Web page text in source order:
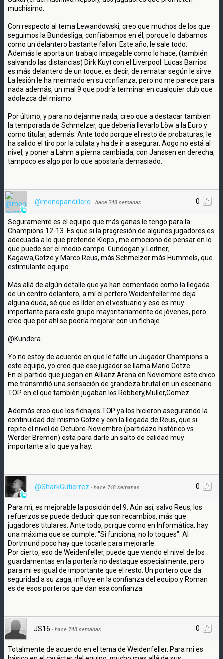
muchisimo.
Con respecto al tema Lewandowski, creo que muchos de los que
seguimos la Bundesliga, confíabamos en él, porque lo dabamos
como un delantero bastante fallón. Este año, le sale todo.
Además le aporta un trabajo impagable como lo hace, (también
salvando las distancias) Dirk Kuyt con el Liverpool. Lucas Barrios
es más delantero de un toque, es decir, de rematar según le sirve.
La lesión le ha mermado en su confianza, pero no me parece para
nada además, un mal 9 que podría terminar en cualquier club que
adolezca del mismo.
Por último, y para no dejarme nada, creo que a destacar tambien
la temporada de Schmelzer, que debería llevarlo Löw a la Euro y
como titular, además. Ante todo porque el resto de probaturas, le
ha salido el tiro por la culata y ha de ir a asegurar. Aogo no está al
nivel, y poner a Lahm a pierna cambiada, con Janssen en derecha,
tampoco es algo por lo que apostaría demasiado.
0
@monopandillero · hace 748 semanas
Seguramente es el equipo que más ganas le tengo para la
Champions 12-13. Es que si la progresión de algunos jugadores es
adecuada a lo que pretende Klopp , me emociono de pensar en lo
que puede ser el medio campo. Gündogan y Leitner;
Kagawa,Götze y Marco Reus, más Schmelzer más Hummels, que
estimulante equipo.
Más allá de algún detalle que ya han comentado como la llegada
de un centro delantero, a mí el portero Weidenfeller me deja
alguna duda, sé que es líder en el vestuario y eso es muy
importante para este grupo mayoritariamente de jóvenes, pero
creo que por ahí se podría mejorar con un fichaje.
@Kundera
Yo no estoy de acuerdo en que le falte un Jugador Champions a
este equipo, yo creo que ese jugador se llama Mario Götze.
En el partido que juegan en Allianz Arena en Noviembre este chico
me transmitió una sensación de grandeza brutal en un escenario
TOP en el que también jugaban los Robbery,Müller,Gomez.
Además creo que los fichajes TOP ya los hicieron asegurando la
continuidad del mismo Götze y con la llegada de Reus, que si
repite el nivel de Octubre-Noviembre (partidazo histórico vs
Werder Bremen) esta para darle un salto de calidad muy
importante a lo que ya hay.
0
@SharkGutierrez · hace 748 semanas
Para mì, es mejorable la posición del 9. Aún así, salvo Reus, los
refuerzos se puede deducir que son recambios, más que
jugadores titulares. Ante todo, porque como en Informática, hay
una máxima que se cumple: "Si funciona, no lo toques". Al
Dortmund poco hay que tocarle para mejorarle.
Por cierto, eso de Weidenfeller, puede que viendo el nivel de los
guardamentas en la portería no destaque especialmente, pero
para mi es igual de importante que el resto. Un portero que da
seguridad a su zaga, influye en la confianza del equipo y Roman
es de esos porteros que dan esa confianza.
0
JS16 · hace 748 semanas
Totalmente de acuerdo en el tema de Weidenfeller. Para mi es